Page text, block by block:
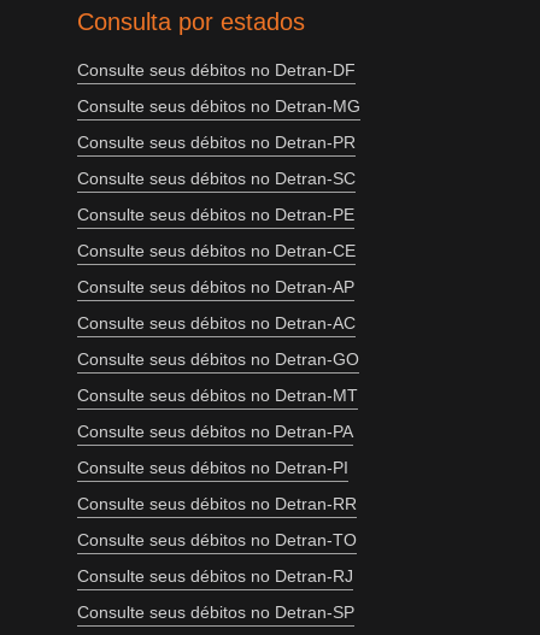
Consulta por estados
Consulte seus débitos no Detran-DF
Consulte seus débitos no Detran-MG
Consulte seus débitos no Detran-PR
Consulte seus débitos no Detran-SC
Consulte seus débitos no Detran-PE
Consulte seus débitos no Detran-CE
Consulte seus débitos no Detran-AP
Consulte seus débitos no Detran-AC
Consulte seus débitos no Detran-GO
Consulte seus débitos no Detran-MT
Consulte seus débitos no Detran-PA
Consulte seus débitos no Detran-PI
Consulte seus débitos no Detran-RR
Consulte seus débitos no Detran-TO
Consulte seus débitos no Detran-RJ
Consulte seus débitos no Detran-SP